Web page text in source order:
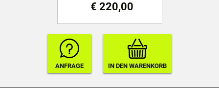
€ 220,00